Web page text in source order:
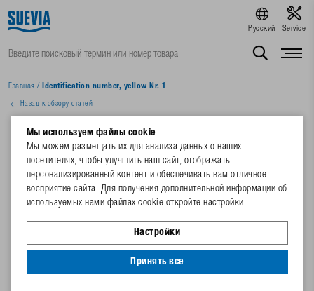
Русский Service
Главная / Identification number, yellow Nr. 1
Назад к обзору статей
Мы используем файлы cookie
Мы можем размещать их для анализа данных о наших
посетителях, чтобы улучшить наш сайт, отображать
персонализированный контент и обеспечивать вам отличное
восприятие сайта. Для получения дополнительной информации об
используемых нами файлах cookie откройте настройки.
Настройки
Принять все